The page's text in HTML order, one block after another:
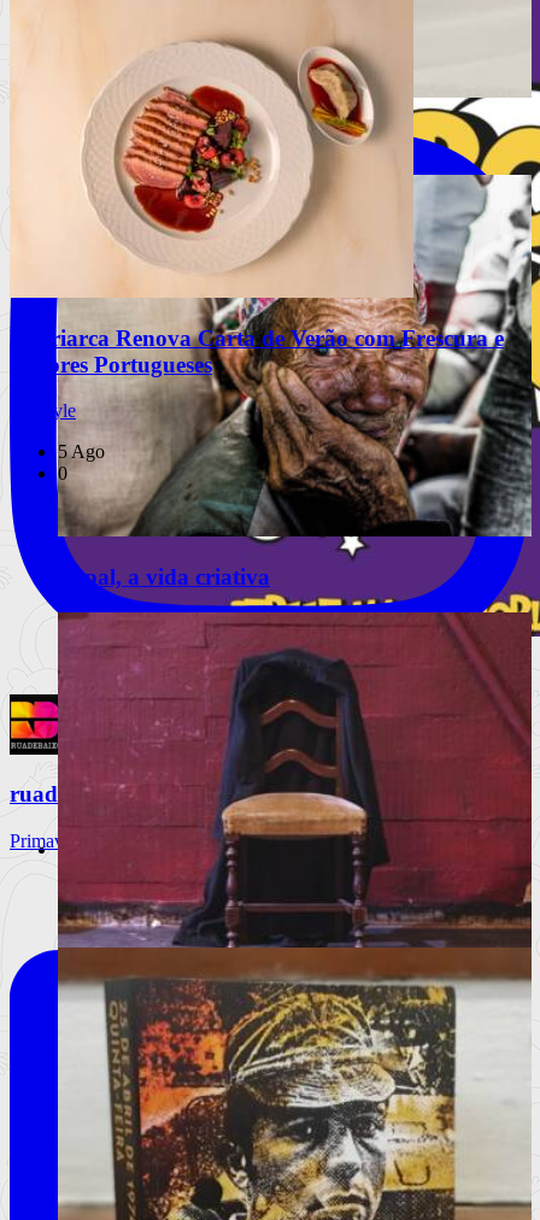
Festival Mental celebra 10 anos
Nepal, a vida criativa
A vida, de robe e ao som de uma marcha
Lisboa volta a ser palco da magia com
175 espetáculos gratuitos
O Festival Internacional de Magia de Rua regressa de 18 a 23
de agosto c
Ler mais
Livros da Semana
Entrevistas & Especiais
Matriarca Renova Carta de Verão com Frescura e
Sabores Portugueses
Lifestyle
5 Ago
0
INSTAGRAM
ruadebaixo
Primavera Sound Porto, dia 3. @primaverasound_port